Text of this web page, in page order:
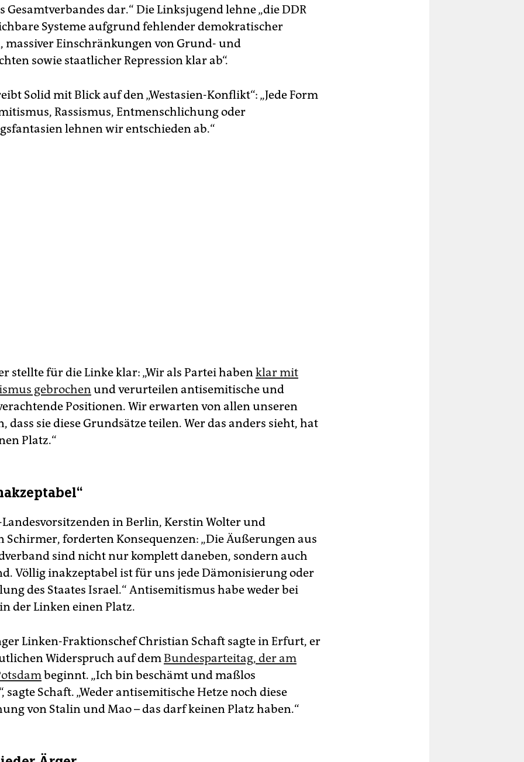
Gesamtverbandes dar.“ Die Linksjugend lehne „die DDR
Systeme aufgrund fehlender demokratischer
massiver Einschränkungen von Grund- und
sowie staatlicher Repression klar ab“.
Solid mit Blick auf den „Westasien-Konflikt“: „Jede Form
Rassismus, Entmenschlichung oder
lehnen wir entschieden ab.“
stellte für die Linke klar: „Wir als Partei habenklar mit
gebrochenund verurteilen antisemitische und
Positionen. Wir erwarten von allen unseren
dass sie diese Grundsätze teilen. Wer das anders sieht, hat
Platz.“
in Berlin, Kerstin Wolter und
forderten Konsequenzen: „Die Äußerungen aus
sind nicht nur komplett daneben, sondern auch
Völlig inakzeptabel ist für uns jede Dämonisierung oder
des Staates Israel.“ Antisemitismus habe weder bei
der Linken einen Platz.
Linken-Fraktionschef Christian Schaft sagte in Erfurt, er
Widerspruch auf demBundesparteitag, der am
beginnt. „Ich bin beschämt und maßlos
sagte Schaft. „Weder antisemitische Hetze noch diese
von Stalin und Mao – das darf keinen Platz haben.“